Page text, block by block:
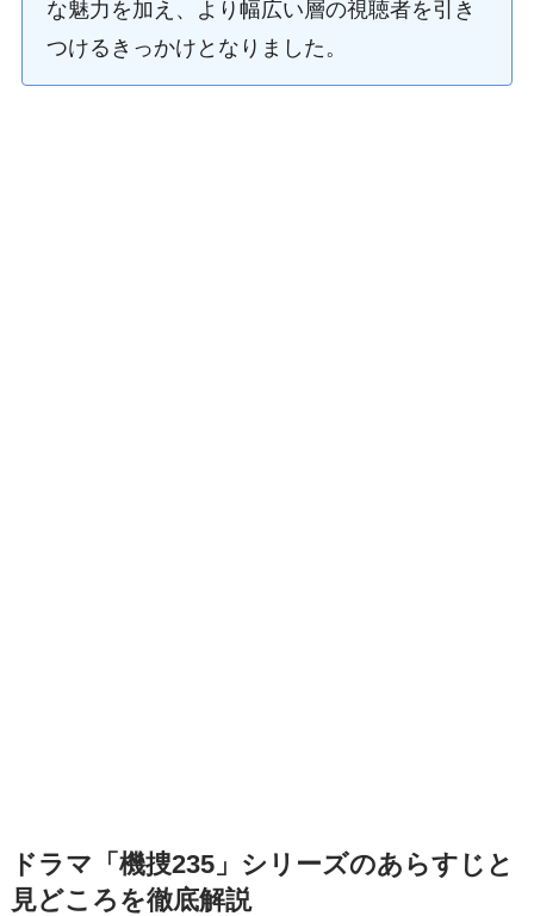
な魅力を加え、より幅広い層の視聴者を引き
つけるきっかけとなりました。
ドラマ「機捜235」シリーズのあらすじと
見どころを徹底解説